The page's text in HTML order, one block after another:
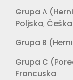
Grupa A
Poljska, Češka
Grupa B
Grupa C
Francuska